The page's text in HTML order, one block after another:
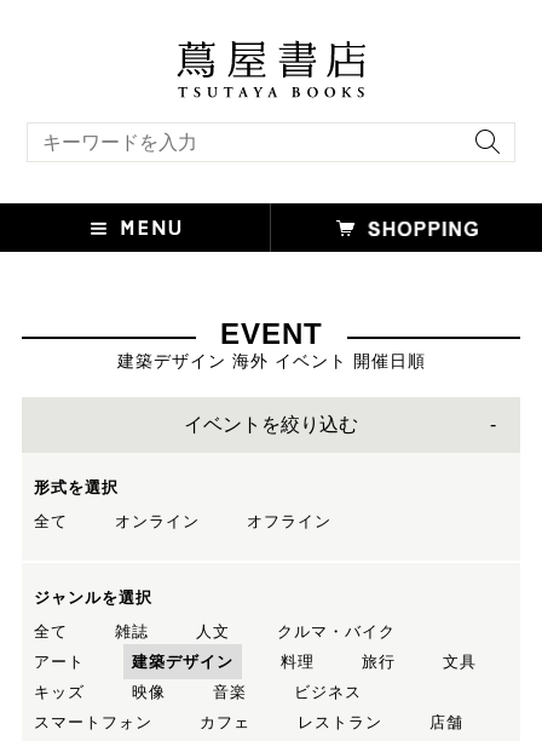
EVENT
建築デザイン 海外 イベント 開催日順
イベントを絞り込む
形式を選択
全て
オンライン オフライン
ジャンルを選択
全て
雑誌 人文
クルマ・バイク
アート
建築デザイン 料理 旅行
文具
キッズ
映像 音楽
ビジネス
スマートフォン
カフェ レストラン
店舗